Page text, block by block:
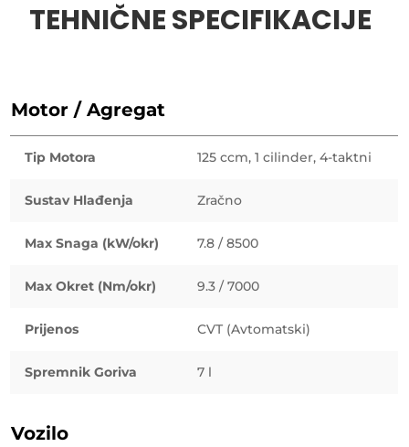
TEHNIČNE SPECIFIKACIJE
Motor / Agregat
Tip Motora 125 ccm, 1 cilinder, 4-taktni
Sustav Hlađenja Zračno
Max Snaga (kW/okr) 7.8 / 8500
Max Okret (Nm/okr) 9.3 / 7000
Prijenos CVT (Avtomatski)
Spremnik Goriva 7 l
Vozilo